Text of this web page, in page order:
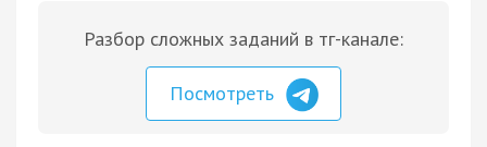
Разбор сложных заданий в тг-канале:
Посмотреть